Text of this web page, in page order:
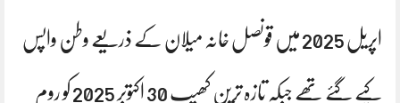
اپریل 2025 میں قونصل خانہ میلان کے ذریعے وطن واپس
کیے گئے تھے جبکہ تازہ ترین کھیپ 30 اکتوبر 2025 کو روم